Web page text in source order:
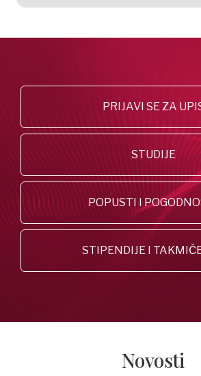
PRIJAVI SE ZA
STUDIJE
POPUSTI I
STIPENDIJE I
Novosti